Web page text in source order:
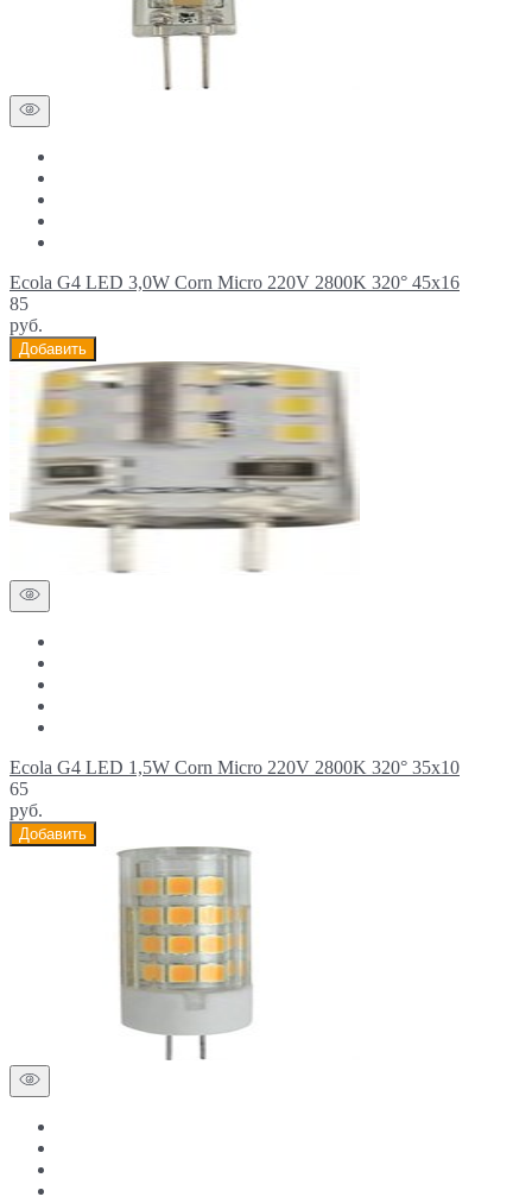
Ecola G4 LED 3,0W Corn Micro 220V 2800K 320° 45x16
85
руб.
Добавить
Ecola G4 LED 1,5W Corn Micro 220V 2800K 320° 35x10
65
руб.
Добавить